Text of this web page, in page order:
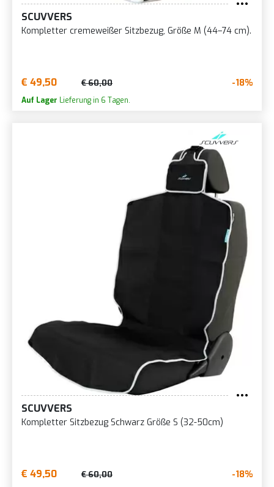
SCUVVERS
Kompletter cremeweißer Sitzbezug, Größe M (44–74 cm).
€ 49,50 € 60,00 -18%
Auf Lager Lieferung in 6 Tagen.
SCUVVERS
Kompletter Sitzbezug Schwarz Größe S (32-50cm)
€ 49,50 € 60,00 -18%